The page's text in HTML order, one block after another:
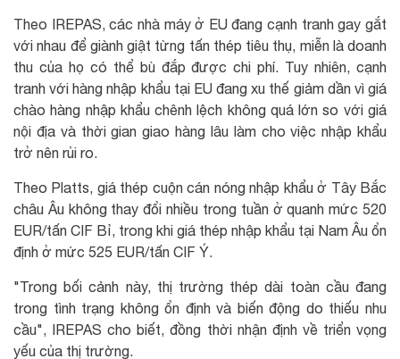
Theo IREPAS, các nhà máy ở EU đang cạnh tranh gay gắt
với nhau để giành giật từng tấn thép tiêu thụ, miễn là doanh
thu của họ có thể bù đắp được chi phí. Tuy nhiên, cạnh
tranh với hàng nhập khẩu tại EU đang xu thế giảm dần vì giá
chào hàng nhập khẩu chênh lệch không quá lớn so với giá
nội địa và thời gian giao hàng lâu làm cho việc nhập khẩu
trở nên rủi ro.
Theo Platts, giá thép cuộn cán nóng nhập khẩu ở Tây Bắc
châu Âu không thay đổi nhiều trong tuần ở quanh mức 520
EUR/tấn CIF Bỉ, trong khi giá thép nhập khẩu tại Nam Âu ổn
định ở mức 525 EUR/tấn CIF Ý.
"Trong bối cảnh này, thị trường thép dài toàn cầu đang
trong tình trạng không ổn định và biến động do thiếu nhu
cầu", IREPAS cho biết, đồng thời nhận định về triển vọng
yếu của thị trường.